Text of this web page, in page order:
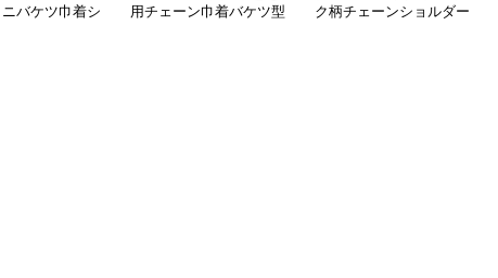
バケツ巾着シ
用チェーン巾着バケツ型
ク柄チェーンショルダー